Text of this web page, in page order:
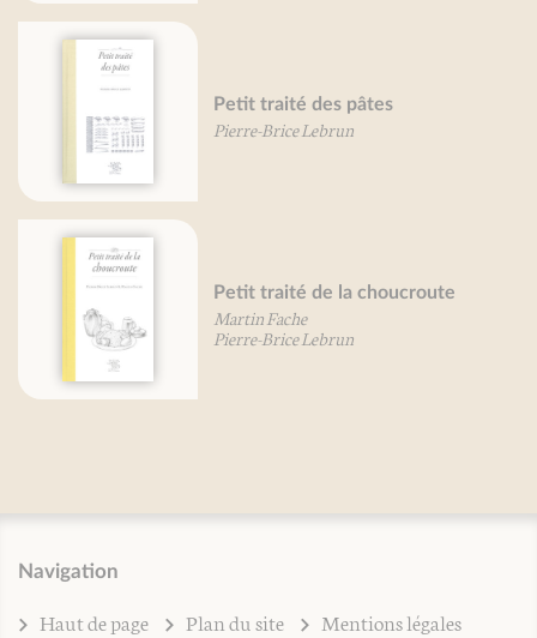
Petit traité des pâtes
Pierre-Brice Lebrun
Petit traité de la choucroute
Martin Fache
Pierre-Brice Lebrun
Navigation
Haut de page Plan du site
Mentions légales